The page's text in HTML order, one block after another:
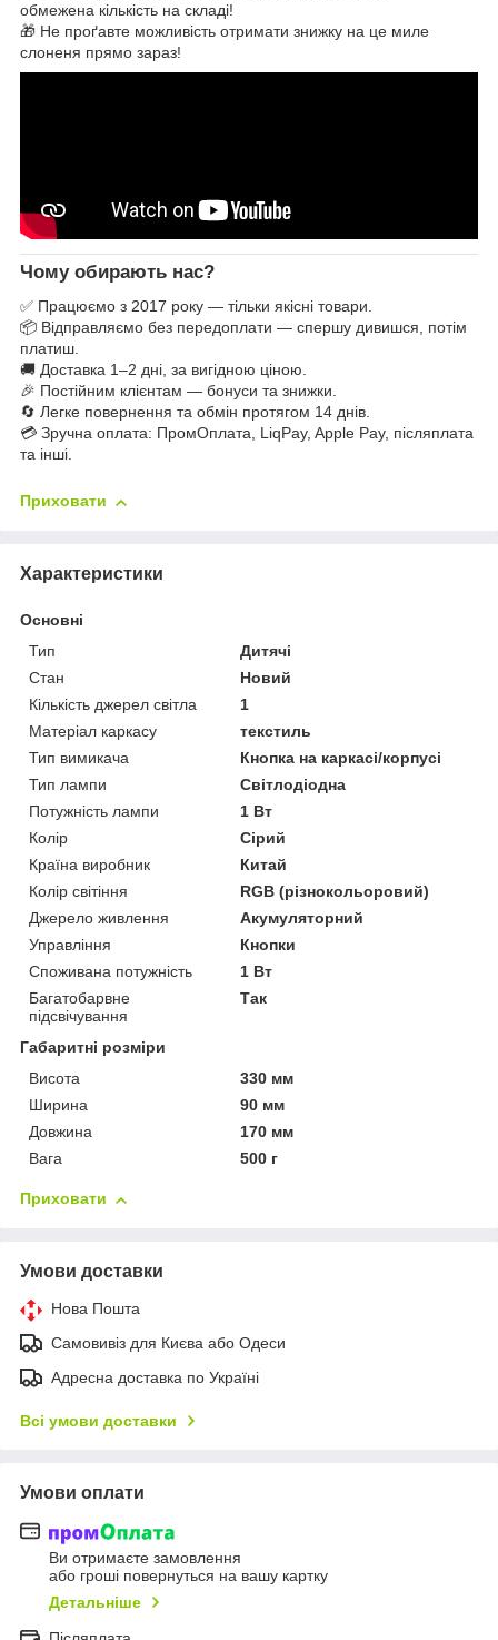
обмежена кількість на складі!
🎁 Не проґавте можливість отримати знижку на це миле
слоненя прямо зараз!
Чому обирають нас?
✅ Працюємо з 2017 року — тільки якісні товари.
📦 Відправляємо без передоплати — спершу дивишся, потім
платиш.
🚚 Доставка 1–2 дні, за вигідною ціною.
🎉 Постійним клієнтам — бонуси та знижки.
🔄 Легке повернення та обмін протягом 14 днів.
💳 Зручна оплата: ПромОплата, LiqPay, Apple Pay, післяплата
та інші.
Приховати
Характеристики
Основні
Тип
Дитячі
Стан
Новий
Кількість джерел світла
1
Матеріал каркасу
текстиль
Тип вимикача
Кнопка на каркасі/корпусі
Тип лампи
Світлодіодна
Потужність лампи
1 Вт
Колір
Сірий
Країна виробник
Китай
Колір світіння
RGB (різнокольоровий)
Джерело живлення
Акумуляторний
Управління
Кнопки
Споживана потужність
1 Вт
Багатобарвне
підсвічування
Так
Габаритні розміри
Висота
330 мм
Ширина
90 мм
Довжина
170 мм
Вага
500 г
Приховати
Умови доставки
Нова Пошта
Самовивіз для Києва або Одеси
Адресна доставка по Україні
Всі умови доставки
Умови оплати
Ви отримаєте замовлення
або гроші повернуться на вашу картку
Детальніше